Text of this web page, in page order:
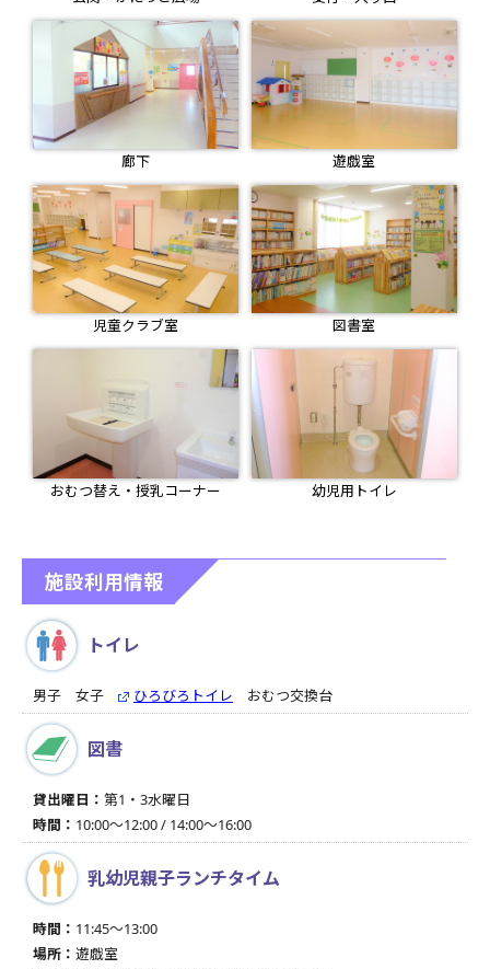
廊下 遊戯室
児童クラブ室 図書室
おむつ替え・授乳コーナー 幼児用トイレ
施設利用情報
トイレ
男子 女子 ひろびろトイレ おむつ交換台
図書
貸出曜日： 第1・3水曜日
時間： 10:00～12:00 / 14:00～16:00
乳幼児親子ランチタイム
時間： 11:45～13:00
場所： 遊戯室